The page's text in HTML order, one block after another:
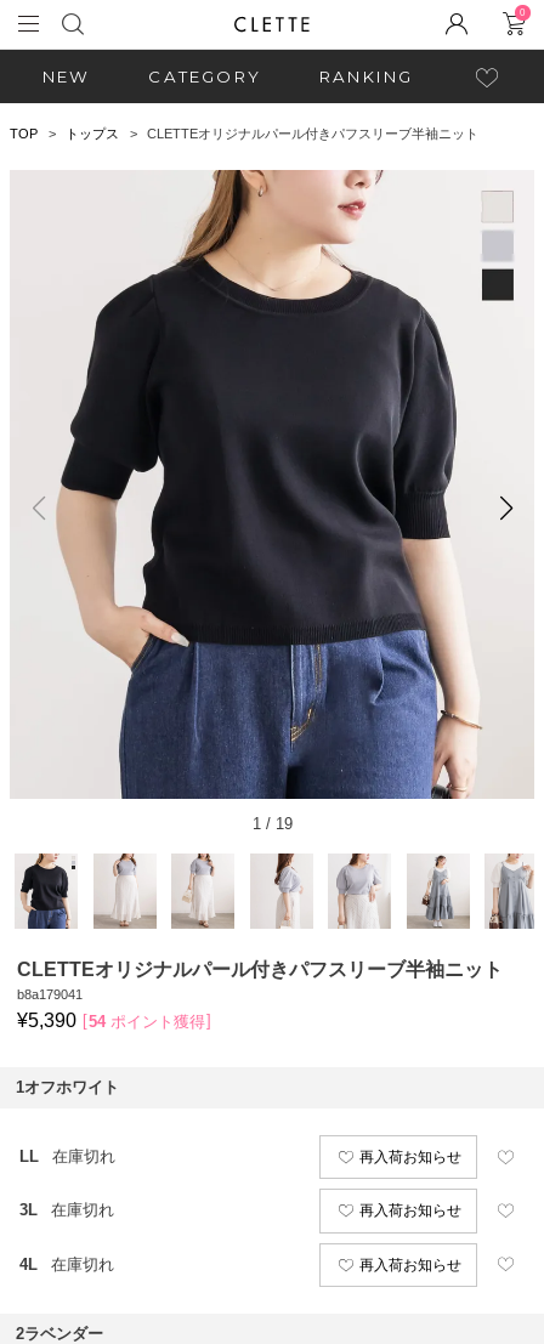
0
NEW CATEGORY RANKING
TOP トップス CLETTEオリジナルパール付きパフスリーブ半袖ニット
1/ 19
CLETTEオリジナルパール付きパフスリーブ半袖ニット
b8a179041
¥5,390 54 ポイント獲得
1オフホワイト
LL 在庫切れ 再入荷お知らせ
3L 在庫切れ 再入荷お知らせ
4L 在庫切れ 再入荷お知らせ
2ラベンダー